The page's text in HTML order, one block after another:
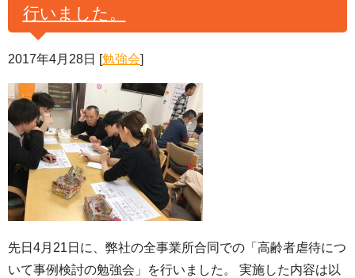
行いました。
2017年4月28日 [勉強会]
先日4月21日に、弊社の全事業所合同での「高齢者虐待につ
いて事例検討の勉強会」を行いました。 実施した内容は以